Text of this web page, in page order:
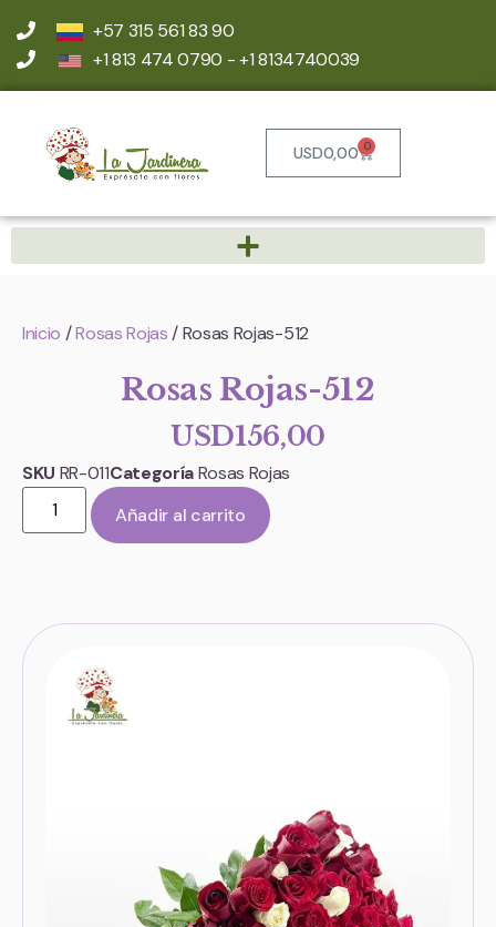
+57 315 561 83 90
+1 813 474 0790 - +1 8134740039
USD0,00 0
Inicio /Rosas Rojas / Rosas Rojas-512
Rosas Rojas-512
USD156,00
SKU RR-011CategoríaRosas Rojas
Añadir al carrito